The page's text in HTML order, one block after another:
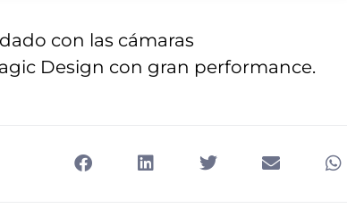
con las cámaras
Design con gran performance.